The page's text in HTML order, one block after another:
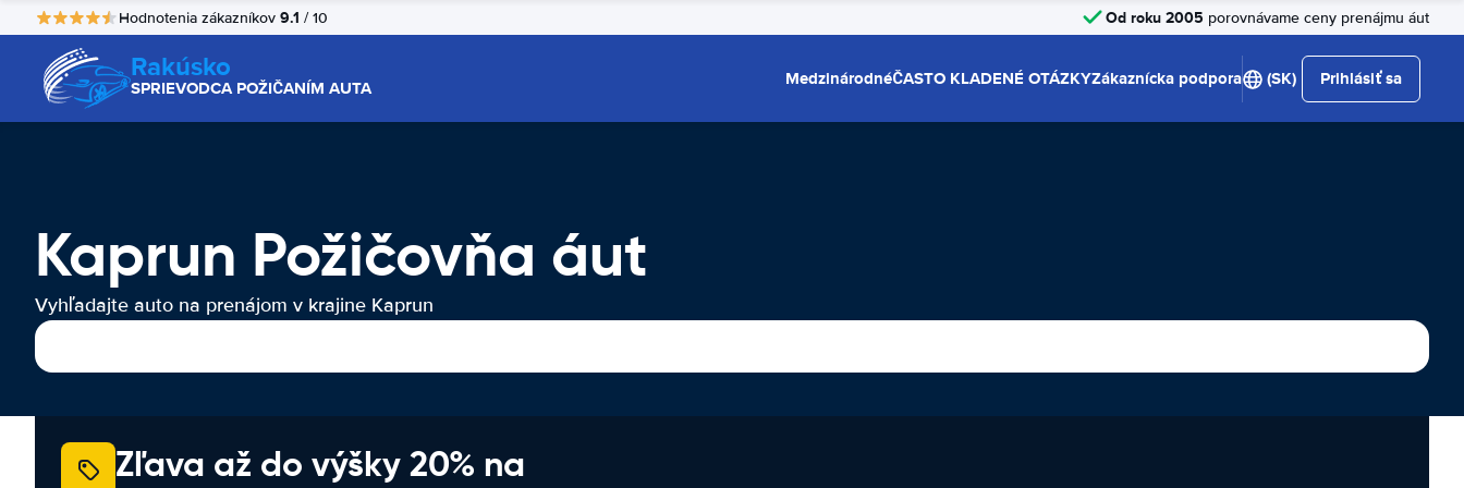
Hodnotenia zákazníkov 9.1 / 10 Od roku 2005 porovnávame ceny prenájmu áut
Rakúsko
SPRIEVODCA POŽIČANÍM AUTA MedzinárodnéČASTO KLADENÉ OTÁZKYZákaznícka podpora (SK) Prihlásiť sa
Kaprun Požičovňa áut
Vyhľadajte auto na prenájom v krajine Kaprun
Zľava až do výšky 20% na